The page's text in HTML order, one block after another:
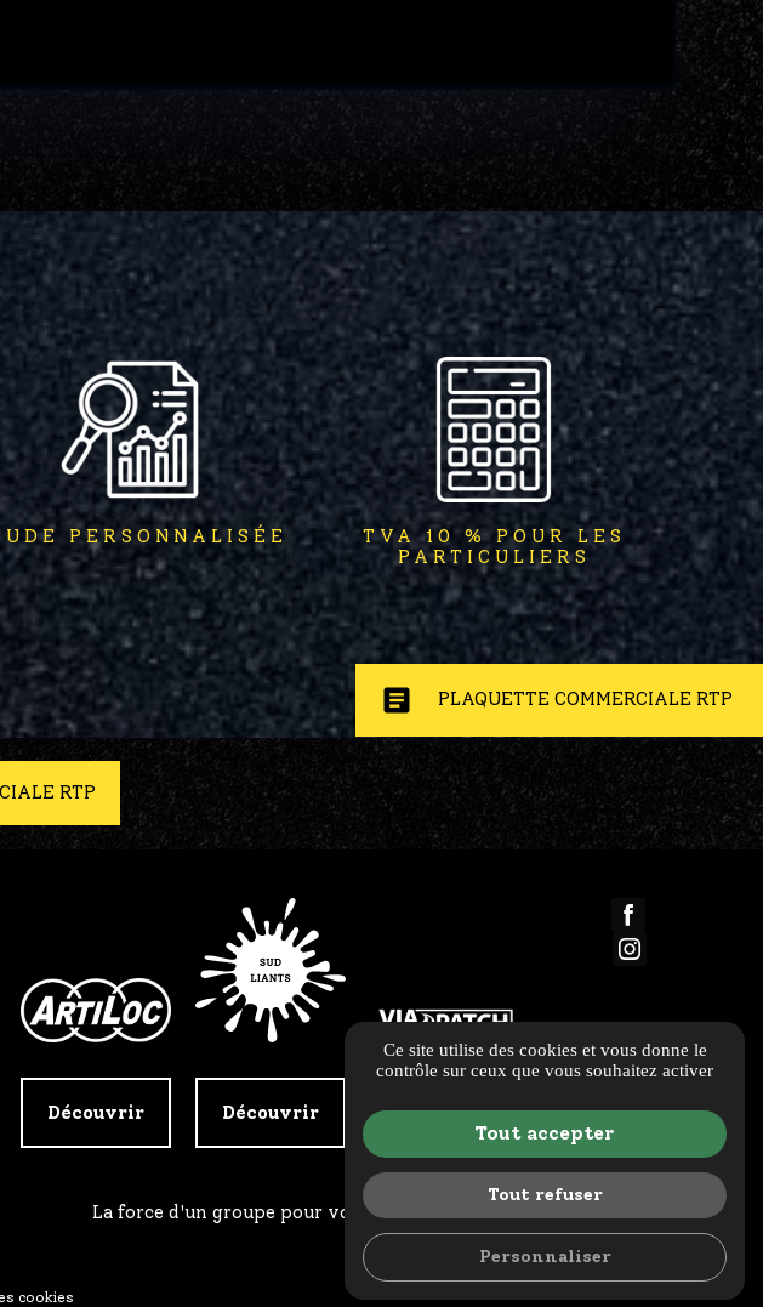
PERSONNALISÉE
TVA 10 % POUR LES
PARTICULIERS
article PLAQUETTE COMMERCIALE RTP
RTP
Découvrir Découvrir Découvrir
La force d'un groupe pour vos chantiers
cookies
Ce site utilise des cookies et vous donne le
contrôle sur ceux que vous souhaitez activer
Tout accepter
Tout refuser
Personnaliser